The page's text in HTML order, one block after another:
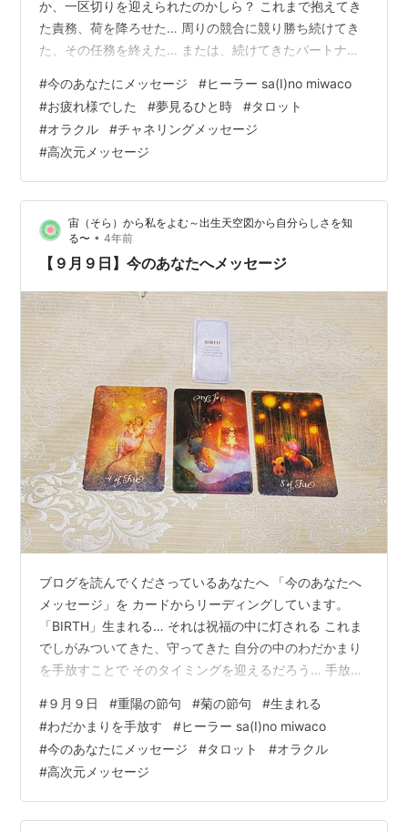
か、一区切りを迎えられたのかしら？ これまで抱えてき
た責務、荷を降ろせた… 周りの競合に競り勝ち続けてき
た、その任務を終えた… または、続けてきたパートナー
れていました あなた自身に労いの花を…どうか 今すぐに
新しいことへ向かわなくても大丈夫 今はご自身の時間を
大切に過ごして もしやりたいことがあったなら たくさん
夢見て、ワクワクを膨らませて あなたの身体や心が満た
されるような ひと時を送っていてくださいね… ーーーー
ーーーーーーーーー…
#今のあなたにメッセージ #ヒーラー sa(I)no miwaco
#お疲れ様でした #夢見るひと時 #タロット
#オラクル #チャネリングメッセージ
#高次元メッセージ
宙（そら）から私をよむ～出生天空図から自分らしさを知
る〜 • 4年前
【９月９日】今のあなたへメッセージ
ブログを読んでくださっているあなたへ 「今のあなたへ
メッセージ」を カードからリーディングしています。
「BIRTH」生まれる… それは祝福の中に灯される これま
でしがみついてきた、守ってきた 自分の中のわだかまり
を手放すことで そのタイミングを迎えるだろう… 手放す
が起こっていたことにも 意味があるのだということを そ
のわだかまりすら、「あなた自身を守るための」愛なの
だと いうことを… もうあなたを守る必要がなくなったの
だから …ふわりと手放せるだろう？ もちろん、まだしが
みついていたっていいんだ 何も悪ではない ただ状況が変
わらない、とい…
#９月９日 #重陽の節句 #菊の節句 #生まれる
#わだかまりを手放す #ヒーラー sa(I)no miwaco
#今のあなたにメッセージ #タロット #オラクル
#高次元メッセージ